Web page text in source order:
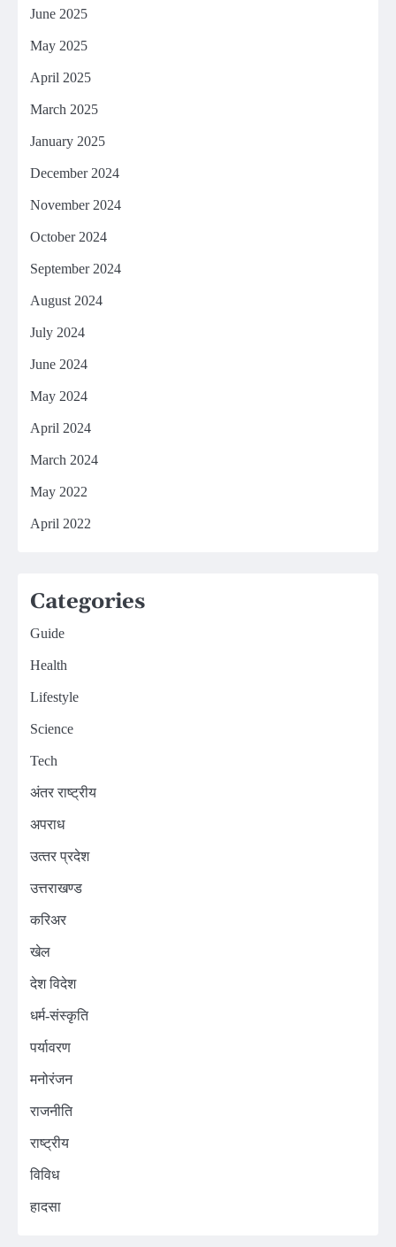
June 2025
May 2025
April 2025
March 2025
January 2025
December 2024
November 2024
October 2024
September 2024
August 2024
July 2024
June 2024
May 2024
April 2024
March 2024
May 2022
April 2022
Categories
Guide
Health
Lifestyle
Science
Tech
अंतर राष्ट्रीय
अपराध
उत्‍तर प्रदेश
उत्तराखण्ड
करिअर
खेल
देश विदेश
धर्म-संस्कृति
पर्यावरण
मनोरंजन
राजनीति
राष्ट्रीय
विविध
हादसा